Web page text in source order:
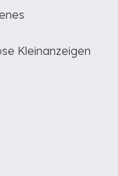
Kleinanzeigen